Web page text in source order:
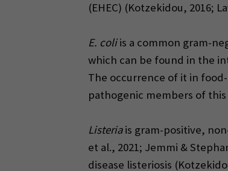
(EHEC) (Kotzekidou, 2016;
E. coliis a common gram-
which can be found in the
The occurrence of it in
pathogenic members of
Listeriais gram-positive,
et al., 2021; Jemmi &
disease listeriosis